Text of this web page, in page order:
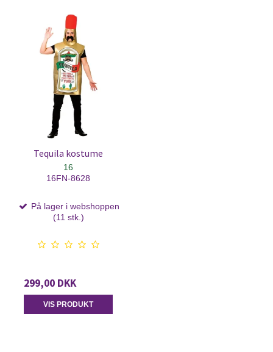
Tequila kostume
16
16FN-8628
På lager i webshoppen
(11 stk.)
299,00 DKK
VIS PRODUKT